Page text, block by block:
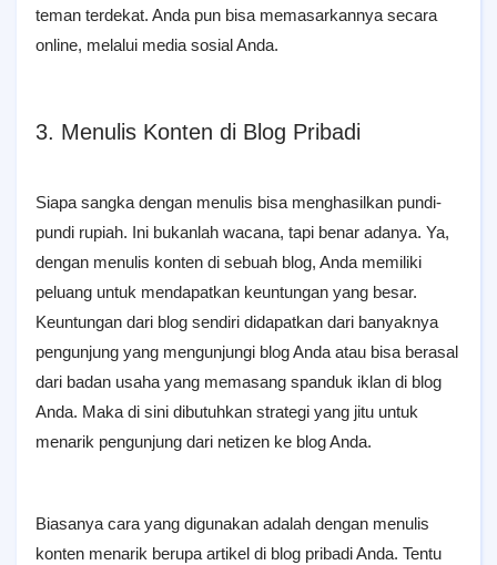
teman terdekat. Anda pun bisa memasarkannya secara
online, melalui media sosial Anda.
3. Menulis Konten di Blog Pribadi
Siapa sangka dengan menulis bisa menghasilkan pundi-
pundi rupiah. Ini bukanlah wacana, tapi benar adanya. Ya,
dengan menulis konten di sebuah blog, Anda memiliki
peluang untuk mendapatkan keuntungan yang besar.
Keuntungan dari blog sendiri didapatkan dari banyaknya
pengunjung yang mengunjungi blog Anda atau bisa berasal
dari badan usaha yang memasang spanduk iklan di blog
Anda. Maka di sini dibutuhkan strategi yang jitu untuk
menarik pengunjung dari netizen ke blog Anda.
Biasanya cara yang digunakan adalah dengan menulis
konten menarik berupa artikel di blog pribadi Anda. Tentu